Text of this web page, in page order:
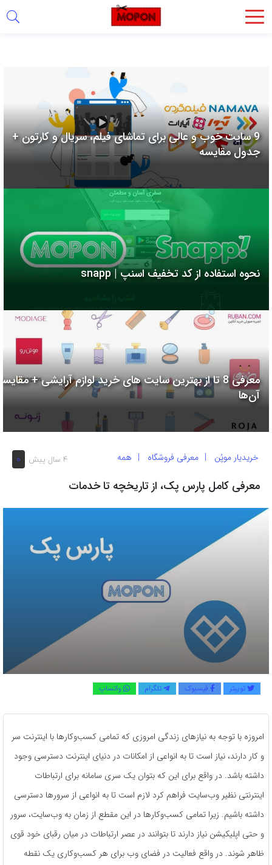
اشتراک
از
روش‌های
زیر
می‌توانید
صفحه
دوستان
خود
به
بگذارید.
لینک
9 سایت خوب و عالی برای تماشای فیلم، سریال و کارتون +
جدول مقایسه
نحوه استفاده از کد تخفیف اسنپ | snapp
معرفی 8 تا از بهترین سایت های خرید لوازم آرایشی +
آن‌ها
4 سال پیش 0 خریدیار موپُن معرفی فروشگاه همه
معرفی کامل پارس پک، از تاریخچه تا خدمات
توییتر فیسبوک تلگرام واتساپ
امروزه با توجه به نیازهای زندگی امروزی که تمامی کسب‌وکارها با اینترنت سر
و کار دارند، نیاز است تا به انواعی از امکانات در دنیای اینترنت دسترسی وجود
داشته باشد. در واقع برای این که بتوان یک سری سامانه برای ارتباطات
اینترنتی نظیر وب‌سایت فراهم کرد لازم است تا به انواعی از سرورها دسترسی
داشته باشیم. زیرا تمامی کسب‌وکارها در این مقطع از زمان به وب‌سایت، سرور
و حتی اپلیکیشن نیاز دارند تا بتوانند در عصر ارتباطات در میان رقبای خود قوی
ظاهر شوند. در واقع فعالیت در فضای وب برای هر کسب‌وکاری یک نقطه